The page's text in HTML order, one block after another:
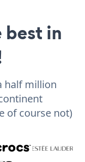
best in
half million
of course not)